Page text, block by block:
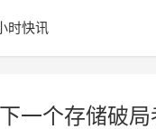
时快讯
一个存储破局